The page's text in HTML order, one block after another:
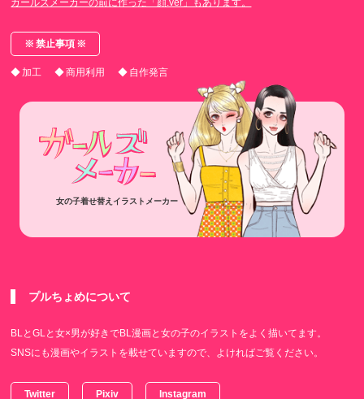
ガールズメーカーの前に作った「顔.ver」もあります。
禁止事項
加工 商用利用 自作発言
女の子着せ替えイラストメーカー
プルちょめについて
BLとGLと女×男が好きでBL漫画と女の子のイラストをよく描いてます。
SNSにも漫画やイラストを載せていますので、よければご覧ください。
Twitter Pixiv Instagram